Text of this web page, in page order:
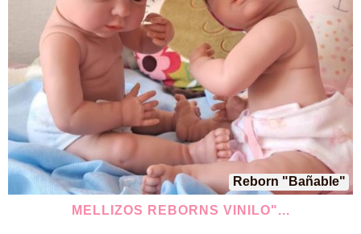
Reborn "Bañable"
MELLIZOS REBORNS VINILO"...